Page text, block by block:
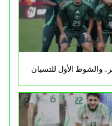
والشوط الأول للتسيان